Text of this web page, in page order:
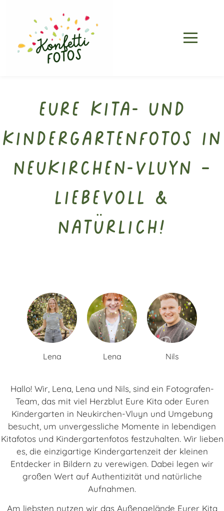
Eure Kita- und
Kindergartenfotos in
Neukirchen-Vluyn –
liebevoll &
natürlich!
Lena Lena Nils
Hallo! Wir, Lena, Lena und Nils, sind ein Fotografen-
Team, das mit viel Herzblut Eure Kita oder Euren
Kindergarten in Neukirchen-Vluyn und Umgebung
besucht, um unvergessliche Momente in lebendigen
Kitafotos und Kindergartenfotos festzuhalten. Wir lieben
es, die einzigartige Kindergartenzeit der kleinen
Entdecker in Bildern zu verewigen. Dabei legen wir
großen Wert auf Authentizität und natürliche
Aufnahmen.
Am liebsten nutzen wir das Außengelände Eurer Kita